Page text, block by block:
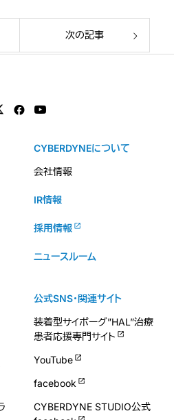
次の記事
CYBERDYNEについて
会社情報
IR情報
採用情報
ニュースルーム
公式SNS・関連サイト
装着型サイボーグ”HAL”治療
患者応援専門サイト
YouTube
facebook
CYBERDYNE STUDIO公式